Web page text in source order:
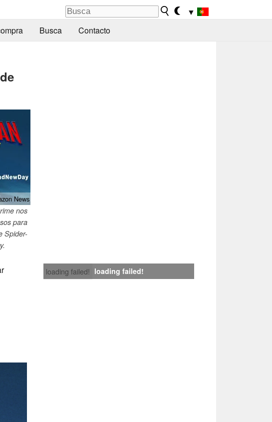
▼
Busca Contacto
News
nos
para
Spider-
loading failed! loading failed!